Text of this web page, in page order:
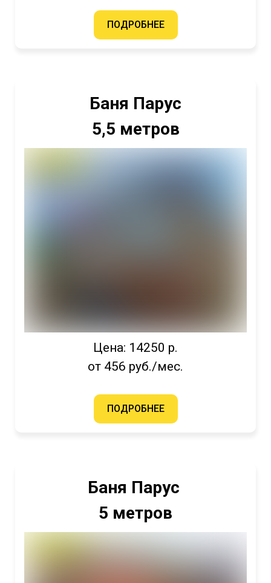
ПОДРОБНЕЕ
Баня Парус
5,5 метров
Цена: 14250 р.
от 456 руб./мес.
ПОДРОБНЕЕ
Баня Парус
5 метров